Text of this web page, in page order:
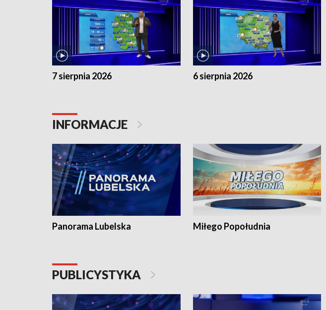
7 sierpnia 2026 6 sierpnia 2026
INFORMACJE
Panorama Lubelska Miłego Popołudnia
PUBLICYSTYKA